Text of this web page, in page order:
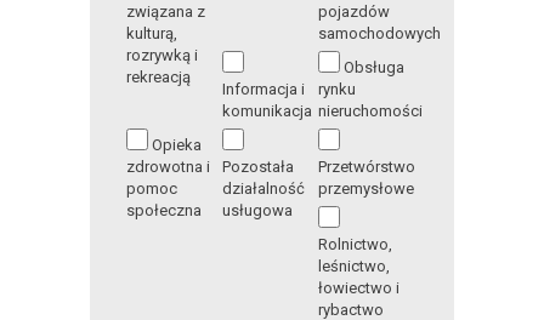
związana z
kulturą,
rozrywką i
rekreacją
pojazdów
samochodowych
Informacja i
komunikacja
Obsługa
rynku
nieruchomości
Opieka
zdrowotna i
pomoc
społeczna
Pozostała
działalność
usługowa
Przetwórstwo
przemysłowe
Rolnictwo,
leśnictwo,
łowiectwo i
rybactwo